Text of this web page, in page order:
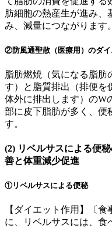
肪細胞の熱産生が進み、
み、減量につながります。
②防風通聖散（医療用）のダ
脂肪燃焼 （気になる脂
す）と 脂質排出
（排便
体外に排出します）のW
部に皮下脂肪が多く、便
す。
(2) リベルサスによる便
善と体重減少促進
①リベルサスによる便秘
【ダイエット作用】〔
に、リベルサスには、 食